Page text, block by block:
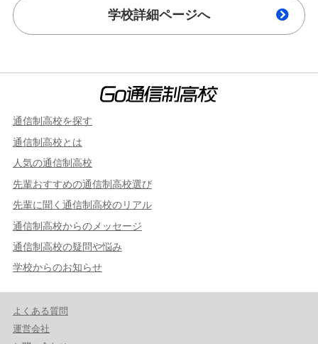
学校詳細ページへ
通信制高校を探す
通信制高校とは
人気の通信制高校
先輩おすすめの通信制高校選び
先輩に聞く通信制高校のリアル
通信制高校からのメッセージ
通信制高校の疑問や悩み
学校からのお知らせ
よくある質問
運営会社